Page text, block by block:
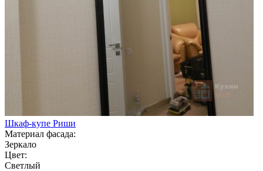
Шкаф-купе Риши
Материал фасада:
Зеркало
Цвет:
Светлый